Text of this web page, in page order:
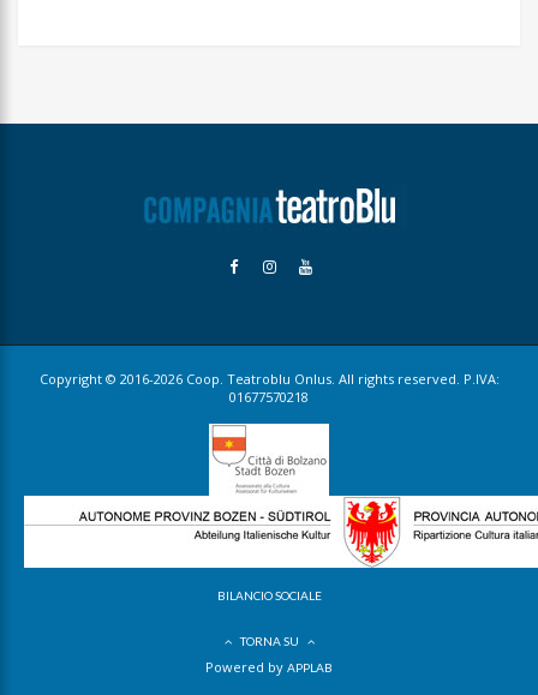
Copyright © 2016-2026 Coop. Teatroblu Onlus. All rights reserved. P.IVA:
01677570218
BILANCIO SOCIALE
TORNA SU
Powered by APPLAB